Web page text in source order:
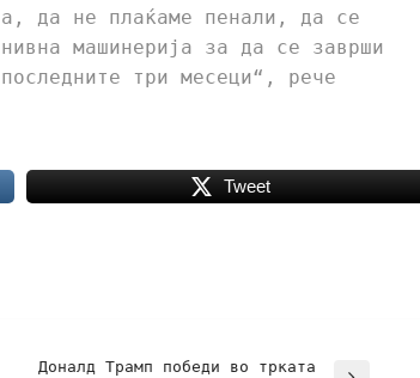
да не плаќаме пенали, да се
машинерија за да се заврши
три месеци“, рече
Tweet
Доналд Трамп победи во трката